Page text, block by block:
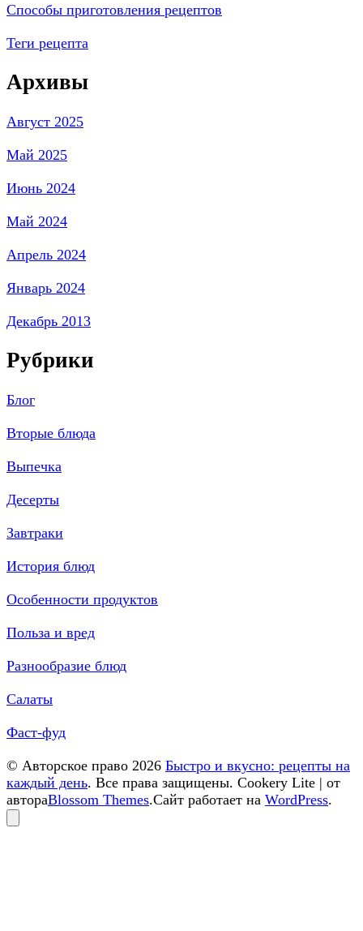
Способы приготовления рецептов
Теги рецепта
Архивы
Август 2025
Май 2025
Июнь 2024
Май 2024
Апрель 2024
Январь 2024
Декабрь 2013
Рубрики
Блог
Вторые блюда
Выпечка
Десерты
Завтраки
История блюд
Особенности продуктов
Польза и вред
Разнообразие блюд
Салаты
Фаст-фуд
© Авторское право 2026 Быстро и вкусно: рецепты на
каждый день. Все права защищены. Cookery Lite | от
автораBlossom Themes.Сайт работает на WordPress.